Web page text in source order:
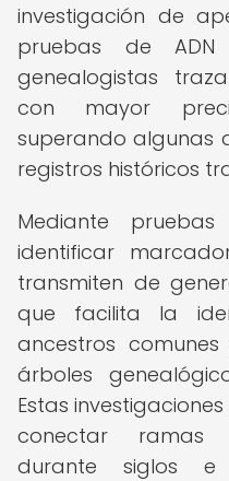
investigación de
pruebas de
genealogistas
con mayor
superando algunas
registros históricos
Mediante
identificar
transmiten de
que facilita la
ancestros
árboles
Estas
conectar ramas
durante siglos e